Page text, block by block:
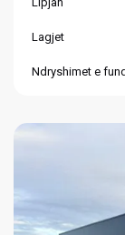
Lagjet
Ndryshimet e